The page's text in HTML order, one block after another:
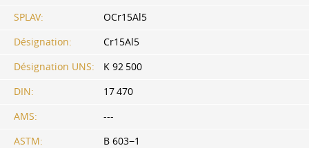
SPLAV:
OCr15Al5
Désignation:
Cr15Al5
Désignation UNS:
K 92 500
DIN:
17 470
AMS:
---
ASTM:
B 603−1